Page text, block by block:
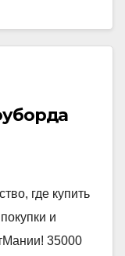
где купить
и
35000